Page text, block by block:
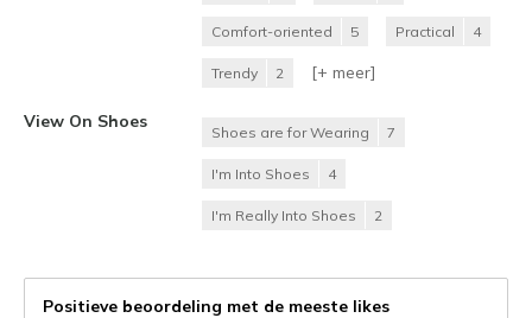
Comfort-oriented 5 Practical 4
Trendy 2 [+ meer]
View On Shoes
Shoes are for Wearing 7
I'm Into Shoes 4
I'm Really Into Shoes 2
Positieve beoordeling met de meeste likes